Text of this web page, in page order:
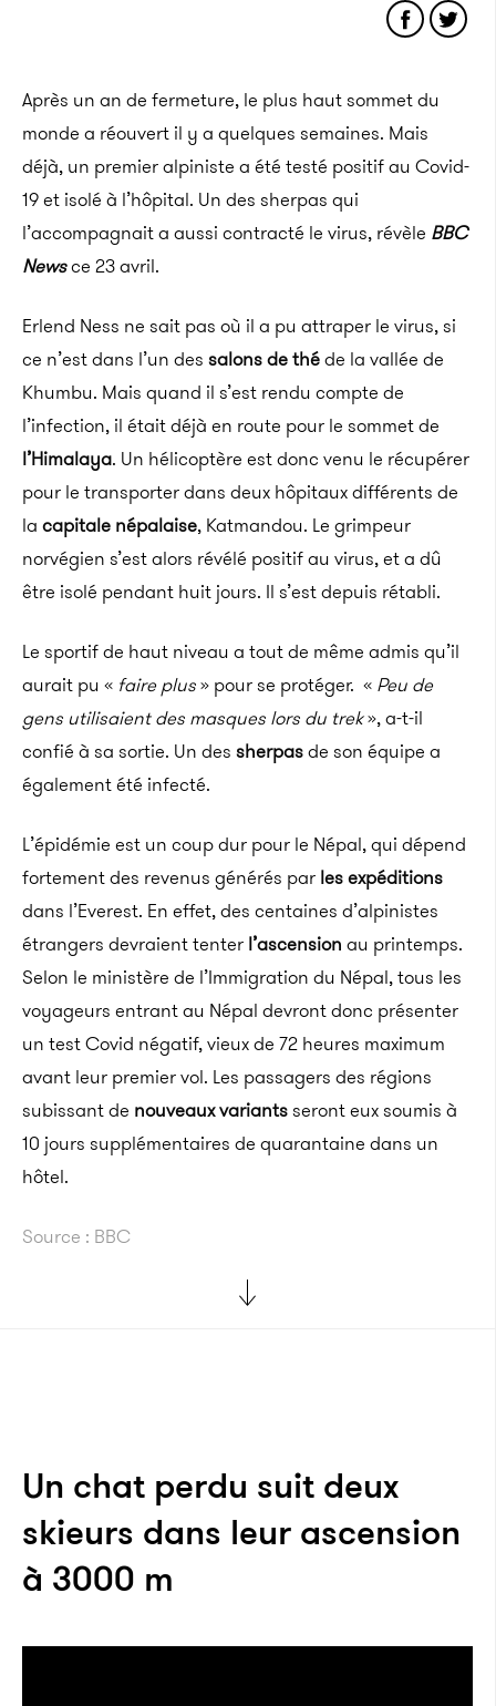
Après un an de fermeture, le plus haut sommet du
monde a réouvert il y a quelques semaines. Mais
déjà, un premier alpiniste a été testé positif au Covid-
19 et isolé à l’hôpital. Un des sherpas qui
l’accompagnait a aussi contracté le virus, révèle BBC
Newsce 23 avril.
Erlend Ness ne sait pas où il a pu attraper le virus, si
ce n’est dans l’un des salons de théde la vallée de
Khumbu. Mais quand il s’est rendu compte de
l’infection, il était déjà en route pour le sommet de
l’Himalaya. Un hélicoptère est donc venu le récupérer
pour le transporter dans deux hôpitaux différents de
la capitale népalaise, Katmandou. Le grimpeur
norvégien s’est alors révélé positif au virus, et a dû
être isolé pendant huit jours. Il s’est depuis rétabli.
Le sportif de haut niveau a tout de même admis qu’il
aurait pu « faire plus» pour se protéger. « Peu de
gens utilisaient des masques lors du trek», a-t-il
confié à sa sortie. Un des sherpasde son équipe a
également été infecté.
L’épidémie est un coup dur pour le Népal, qui dépend
fortement des revenus générés par les expéditions
dans l’Everest. En effet, des centaines d’alpinistes
étrangers devraient tenter l’ascension au printemps.
Selon le ministère de l’Immigration du Népal, tous les
voyageurs entrant au Népal devront donc présenter
un test Covid négatif, vieux de 72 heures maximum
avant leur premier vol. Les passagers des régions
subissant de nouveaux variantsseront eux soumis à
10 jours supplémentaires de quarantaine dans un
hôtel.
Source : BBC
Un chat perdu suit deux
skieurs dans leur ascension
à 3000 m